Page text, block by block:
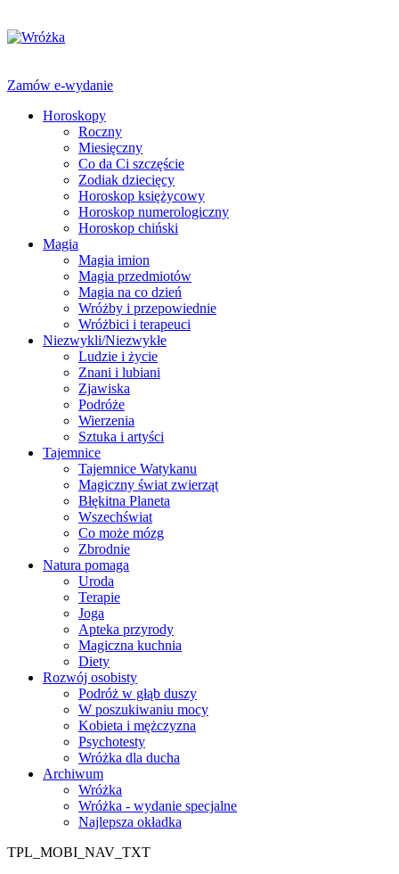
Zamów e-wydanie
Horoskopy
Roczny
Miesięczny
Co da Ci szczęście
Zodiak dziecięcy
Horoskop księżycowy
Horoskop numerologiczny
Horoskop chiński
Magia
Magia imion
Magia przedmiotów
Magia na co dzień
Wróżby i przepowiednie
Wróżbici i terapeuci
Niezwykli/Niezwykłe
Ludzie i życie
Znani i lubiani
Zjawiska
Podróże
Wierzenia
Sztuka i artyści
Tajemnice
Tajemnice Watykanu
Magiczny świat zwierząt
Błękitna Planeta
Wszechświat
Co może mózg
Zbrodnie
Natura pomaga
Uroda
Terapie
Joga
Apteka przyrody
Magiczna kuchnia
Diety
Rozwój osobisty
Podróż w głąb duszy
W poszukiwaniu mocy
Kobieta i mężczyzna
Psychotesty
Wróżka dla ducha
Archiwum
Wróżka
Wróżka - wydanie specjalne
Najlepsza okładka
TPL_MOBI_NAV_TXT